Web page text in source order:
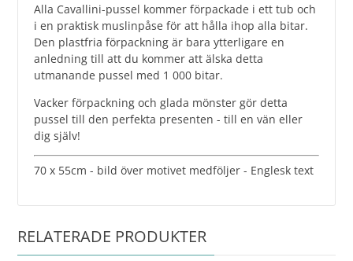
Alla Cavallini-pussel kommer förpackade i ett tub och
i en praktisk muslinpåse för att hålla ihop alla bitar.
Den plastfria förpackning är bara ytterligare en
anledning till att du kommer att älska detta
utmanande pussel med 1 000 bitar.
Vacker förpackning och glada mönster gör detta
pussel till den perfekta presenten - till en vän eller
dig själv!
70 x 55cm - bild över motivet medföljer - Englesk text
RELATERADE PRODUKTER